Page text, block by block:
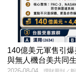
140億美元軍售引
與無人機台美共同